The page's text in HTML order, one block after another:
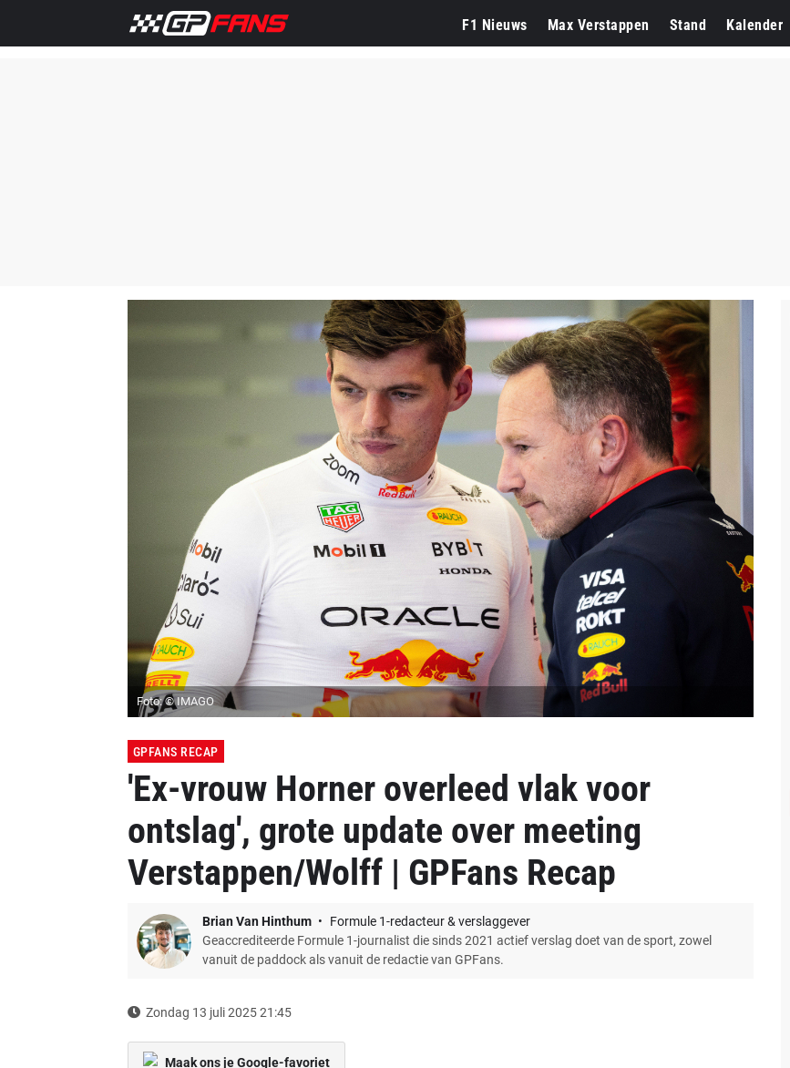
F1 Nieuws Max Verstappen Stand Kalender
Foto: © IMAGO
GPFANS RECAP
'Ex-vrouw Horner overleed vlak voor
ontslag', grote update over meeting
Verstappen/Wolff | GPFans Recap
Brian Van Hinthum
Formule 1-redacteur & verslaggever
Geaccrediteerde Formule 1-journalist die sinds 2021 actief verslag doet van de sport, zowel
vanuit de paddock als vanuit de redactie van GPFans.
Zondag 13 juli 2025 21:45
Maak ons je Google-favoriet